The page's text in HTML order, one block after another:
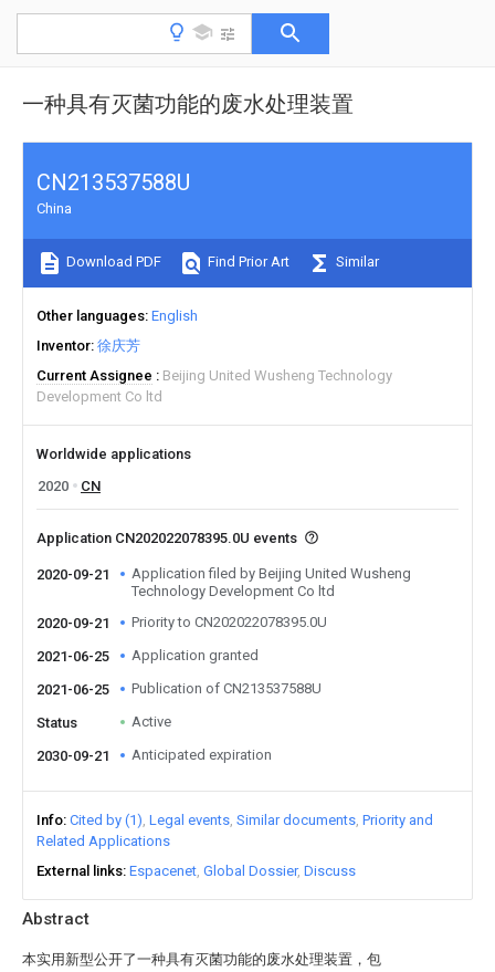
一种具有灭菌功能的废水处理装置
Abstract
本实用新型公开了一种具有灭菌功能的废水处理装置，包
CN213537588U
China
Download PDF Find Prior Art Similar
Other languages English
Inventor 徐庆芳
Current Assignee
Beijing United Wusheng Technology
Development Co ltd
Worldwide applications
2020
CN
Application CN202022078395.0U events
2020-09-21
Application filed by Beijing United Wusheng
Technology Development Co ltd
2020-09-21
Priority to CN202022078395.0U
2021-06-25 Application granted
2021-06-25 Publication of CN213537588U
Status Active
2030-09-21 Anticipated expiration
Info Cited by (1) Legal events Similar documents Priority and
Related Applications
External links Espacenet Global Dossier Discuss